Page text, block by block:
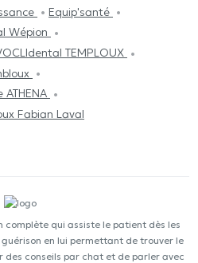
Equip'santé
Wépion
TEMPLOUX
Fabian Laval
qui assiste le patient dès les
en lui permettant de trouver le
conseils par chat et de parler avec